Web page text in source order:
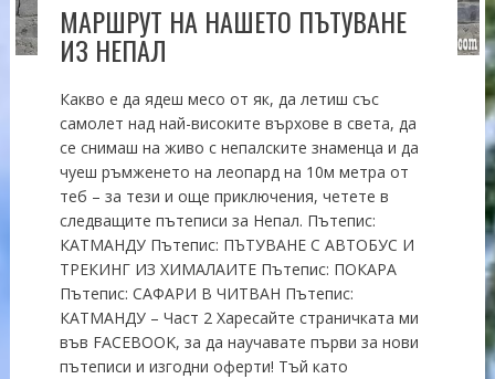
МАРШРУТ НА НАШЕТО ПЪТУВАНЕ
ИЗ НЕПАЛ
Какво е да ядеш месо от як, да летиш със
самолет над най-високите върхове в света, да
се снимаш на живо с непалските знаменца и да
чуеш ръмженето на леопард на 10м метра от
теб – за тези и още приключения, четете в
следващите пътеписи за Непал. Пътепис:
КАТМАНДУ Пътепис: ПЪТУВАНЕ С АВТОБУС И
ТРЕКИНГ ИЗ ХИМАЛАИТЕ Пътепис: ПОКАРА
Пътепис: САФАРИ В ЧИТВАН Пътепис:
КАТМАНДУ – Част 2 Харесайте страничката ми
във FACEBOOK, за да научавате първи за нови
пътеписи и изгодни оферти! Тъй като